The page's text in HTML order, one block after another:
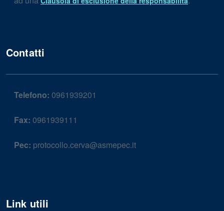
Contatti
Telefono: 0961939201
Fax: 0961939111
Pec: protocollo.cerva@asmepec.it
Link utili